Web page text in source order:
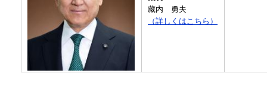
藏内 勇夫
（詳しくはこちら）